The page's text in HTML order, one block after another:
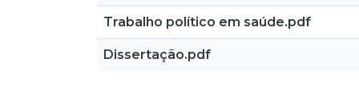
Trabalho político em saúde.pdf
Dissertação.pdf